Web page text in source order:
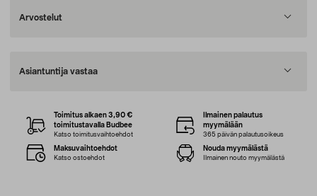
Arvostelut
Asiantuntija vastaa
Toimitus alkaen 3,90 €
toimitustavalla Budbee
Katso toimitusvaihtoehdot
Ilmainen palautus
myymälään
365 päivän palautusoikeus
Maksuvaihtoehdot
Katso ostoehdot
Nouda myymälästä
Ilmainen nouto myymälästä